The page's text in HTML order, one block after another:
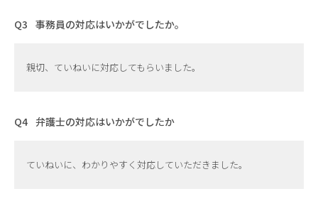
事務員の対応はいかがでしたか。
親切、ていねいに対応してもらいました。
弁護士の対応はいかがでしたか
ていねいに、わかりやすく対応していただきました。